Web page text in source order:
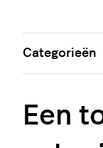
Een
Categorieën